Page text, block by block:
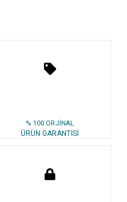
% 100 ORJİNAL
ÜRÜN GARANTİSİ